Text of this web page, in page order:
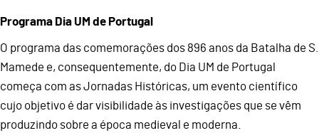
Programa Dia UM de Portugal
O programa das comemorações dos 896 anos da Batalha de S.
Mamede e, consequentemente, do Dia UM de Portugal
começa com as Jornadas Históricas, um evento científico
cujo objetivo é dar visibilidade às investigações que se vêm
produzindo sobre a época medieval e moderna.